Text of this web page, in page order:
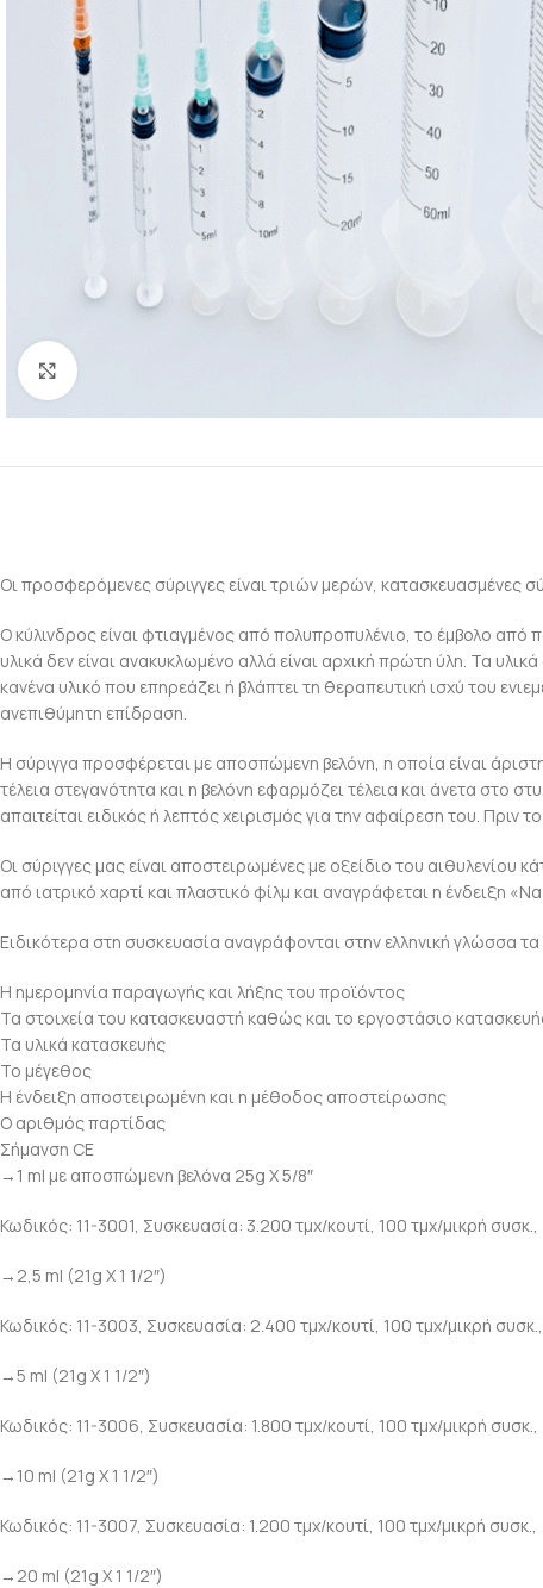
Οι προσφερόμενες σύριγγες είναι τριών μερών, κατασκευασμένες
Ο κύλινδρος είναι φτιαγμένος από πολυπροπυλένιο, το έμβολο
υλικά δεν είναι ανακυκλωμένο αλλά είναι αρχική πρώτη ύλη. Τα
κανένα υλικό που επηρεάζει ή βλάπτει τη θεραπευτική ισχύ του
ανεπιθύμητη επίδραση.
Η σύριγγα προσφέρεται με αποσπώμενη βελόνη, η οποία είναι
τέλεια στεγανότητα και η βελόνη εφαρμόζει τέλεια και άνετα στο
απαιτείται ειδικός ή λεπτός χειρισμός για την αφαίρεση του.
Οι σύριγγες μας είναι αποστειρωμένες με οξείδιο του
από ιατρικό χαρτί και πλαστικό φίλμ και αναγράφεται η ένδειξη
Ειδικότερα στη συσκευασία αναγράφονται στην ελληνική γλώσσα
Η ημερομηνία παραγωγής και λήξης του προϊόντος
Τα στοιχεία του κατασκευαστή καθώς και το εργοστάσιο
Τα υλικά κατασκευής
Το μέγεθος
Η ένδειξη αποστειρωμένη και η μέθοδος αποστείρωσης
Ο αριθμός παρτίδας
Σήμανση CE
→1 ml με αποσπώμενη βελόνα 25g X 5/8″
Κωδικός: 11-3001, Συσκευασία: 3.200 τμχ/κουτί, 100 τμχ/μικρή συσκ.,
→2,5 ml (21g X 1 1/2″)
Κωδικός: 11-3003, Συσκευασία: 2.400 τμχ/κουτί, 100 τμχ/μικρή συσκ.,
→5 ml (21g X 1 1/2″)
Κωδικός: 11-3006, Συσκευασία: 1.800 τμχ/κουτί, 100 τμχ/μικρή συσκ.,
→10 ml (21g X 1 1/2″)
Κωδικός: 11-3007, Συσκευασία: 1.200 τμχ/κουτί, 100 τμχ/μικρή συσκ.,
→20 ml (21g X 1 1/2″)